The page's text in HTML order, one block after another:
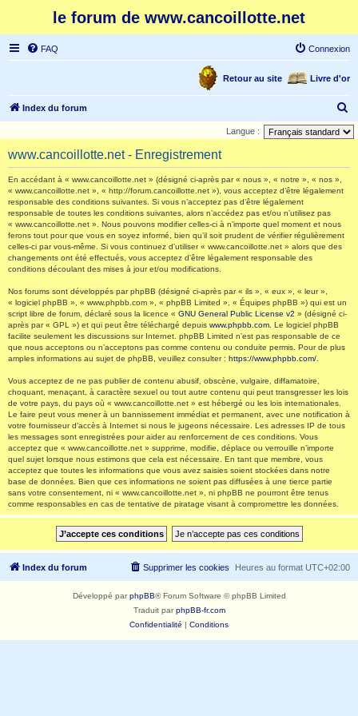
le forum de www.cancoillotte.net
FAQ Connexion
Livre d'or
Retour au site
Index du forum
e
Langue :
www.cancoillotte.net - Enregistrement
En accédant à « www.cancoillotte.net » (désigné ci-après par « nous », « notre », « nos »,
« www.cancoillotte.net », « http://forum.cancoillotte.net »), vous acceptez d’être légalement
responsable des conditions suivantes. Si vous n’acceptez pas d’être légalement
responsable de toutes les conditions suivantes, alors n’accédez pas et/ou n’utilisez pas
« www.cancoillotte.net ». Nous pouvons modifier celles-ci à n’importe quel moment et nous
ferons tout pour que vous en soyez informé, bien qu’il soit prudent de vérifier régulièrement
celles-ci par vous-même. Si vous continuez d’utiliser « www.cancoillotte.net » alors que des
changements ont été effectués, vous acceptez d’être légalement responsable des
conditions découlant des mises à jour et/ou modifications.
Nos forums sont développés par phpBB (désigné ci-après par « ils », « eux », « leur »,
« logiciel phpBB », « www.phpbb.com », « phpBB Limited », « Équipes phpBB ») qui est un
script libre de forum, déclaré sous la licence « GNU General Public License v2 » (désigné ci-
après par « GPL ») et qui peut être téléchargé depuis www.phpbb.com . Le logiciel phpBB
facilite seulement les discussions sur Internet. phpBB Limited n’est pas responsable de ce
que nous acceptons ou n’acceptons pas comme contenu ou conduite permis. Pour de plus
amples informations au sujet de phpBB, veuillez consulter : https://www.phpbb.com/
Vous acceptez de ne pas publier de contenu abusif, obscène, vulgaire, diffamatoire,
choquant, menaçant, à caractère sexuel ou tout autre contenu qui peut transgresser les lois
de votre pays, du pays où « www.cancoillotte.net » est hébergé ou les lois internationales.
Le faire peut vous mener à un bannissement immédiat et permanent, avec une notification à
votre fournisseur d’accès à Internet si nous le jugeons nécessaire. Les adresses IP de tous
les messages sont enregistrées pour aider au renforcement de ces conditions. Vous
acceptez que « www.cancoillotte.net » supprime, modifie, déplace ou verrouille n’importe
quel sujet lorsque nous estimons que cela est nécessaire. En tant que membre, vous
acceptez que toutes les informations que vous avez saisies soient stockées dans notre
base de données. Bien que ces informations ne soient pas diffusées à une tierce partie
sans votre consentement, ni « www.cancoillotte.net », ni phpBB ne pourront être tenus
comme responsables en cas de tentative de piratage visant à compromettre les données.
Index du forum Heures au format UTC+02:00
Supprimer les cookies
Développé parphpBB® Forum Software © phpBB Limited
Traduit parphpBB-fr.com
Confidentialité | Conditions